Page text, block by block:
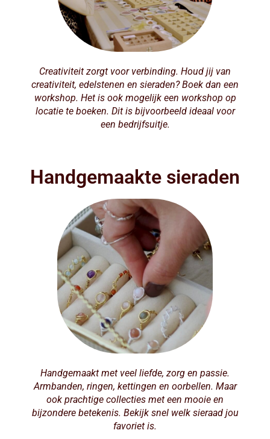
Creativiteit zorgt voor verbinding. Houd jij van
creativiteit, edelstenen en sieraden? Boek dan een
workshop. Het is ook mogelijk een workshop op
locatie te boeken. Dit is bijvoorbeeld ideaal voor
een bedrijfsuitje.
Handgemaakte sieraden
Handgemaakt met veel liefde, zorg en passie.
Armbanden, ringen, kettingen en oorbellen. Maar
ook prachtige collecties met een mooie en
bijzondere betekenis. Bekijk snel welk sieraad jou
favoriet is.